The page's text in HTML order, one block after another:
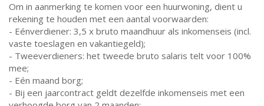
Om in aanmerking te komen voor een huurwoning, dient u
rekening te houden met een aantal voorwaarden:
- Eénverdiener: 3,5 x bruto maandhuur als inkomenseis (incl.
vaste toeslagen en vakantiegeld);
- Tweeverdieners: het tweede bruto salaris telt voor 100%
mee;
- Eén maand borg;
- Bij een jaarcontract geldt dezelfde inkomenseis met een